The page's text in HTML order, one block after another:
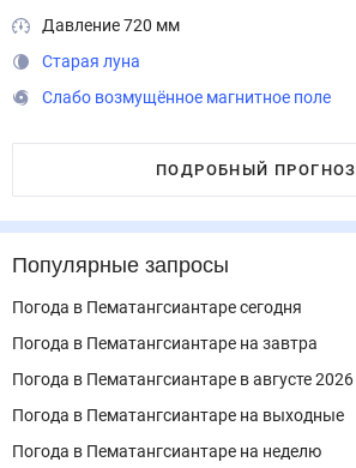
Давление 720 мм
Старая луна
Слабо возмущённое магнитное поле
ПОДРОБНЫЙ ПРОГНОЗ
Популярные запросы
Погода в Пематангсиантаре сегодня
Погода в Пематангсиантаре на завтра
Погода в Пематангсиантаре в августе 2026
Погода в Пематангсиантаре на выходные
Погода в Пематангсиантаре на неделю